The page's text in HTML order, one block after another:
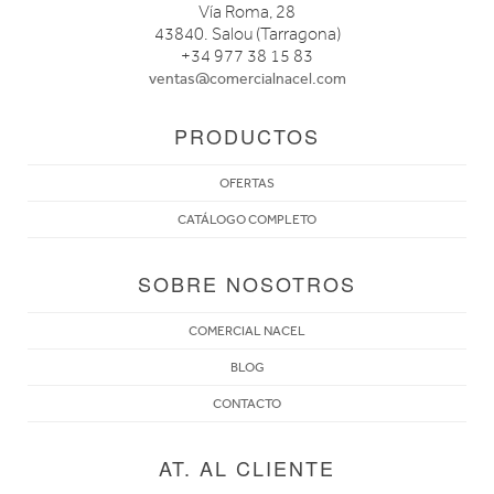
Vía Roma, 28
43840. Salou (Tarragona)
+34 977 38 15 83
ventas@comercialnacel.com
PRODUCTOS
OFERTAS
CATÁLOGO COMPLETO
SOBRE NOSOTROS
COMERCIAL NACEL
BLOG
CONTACTO
AT. AL CLIENTE